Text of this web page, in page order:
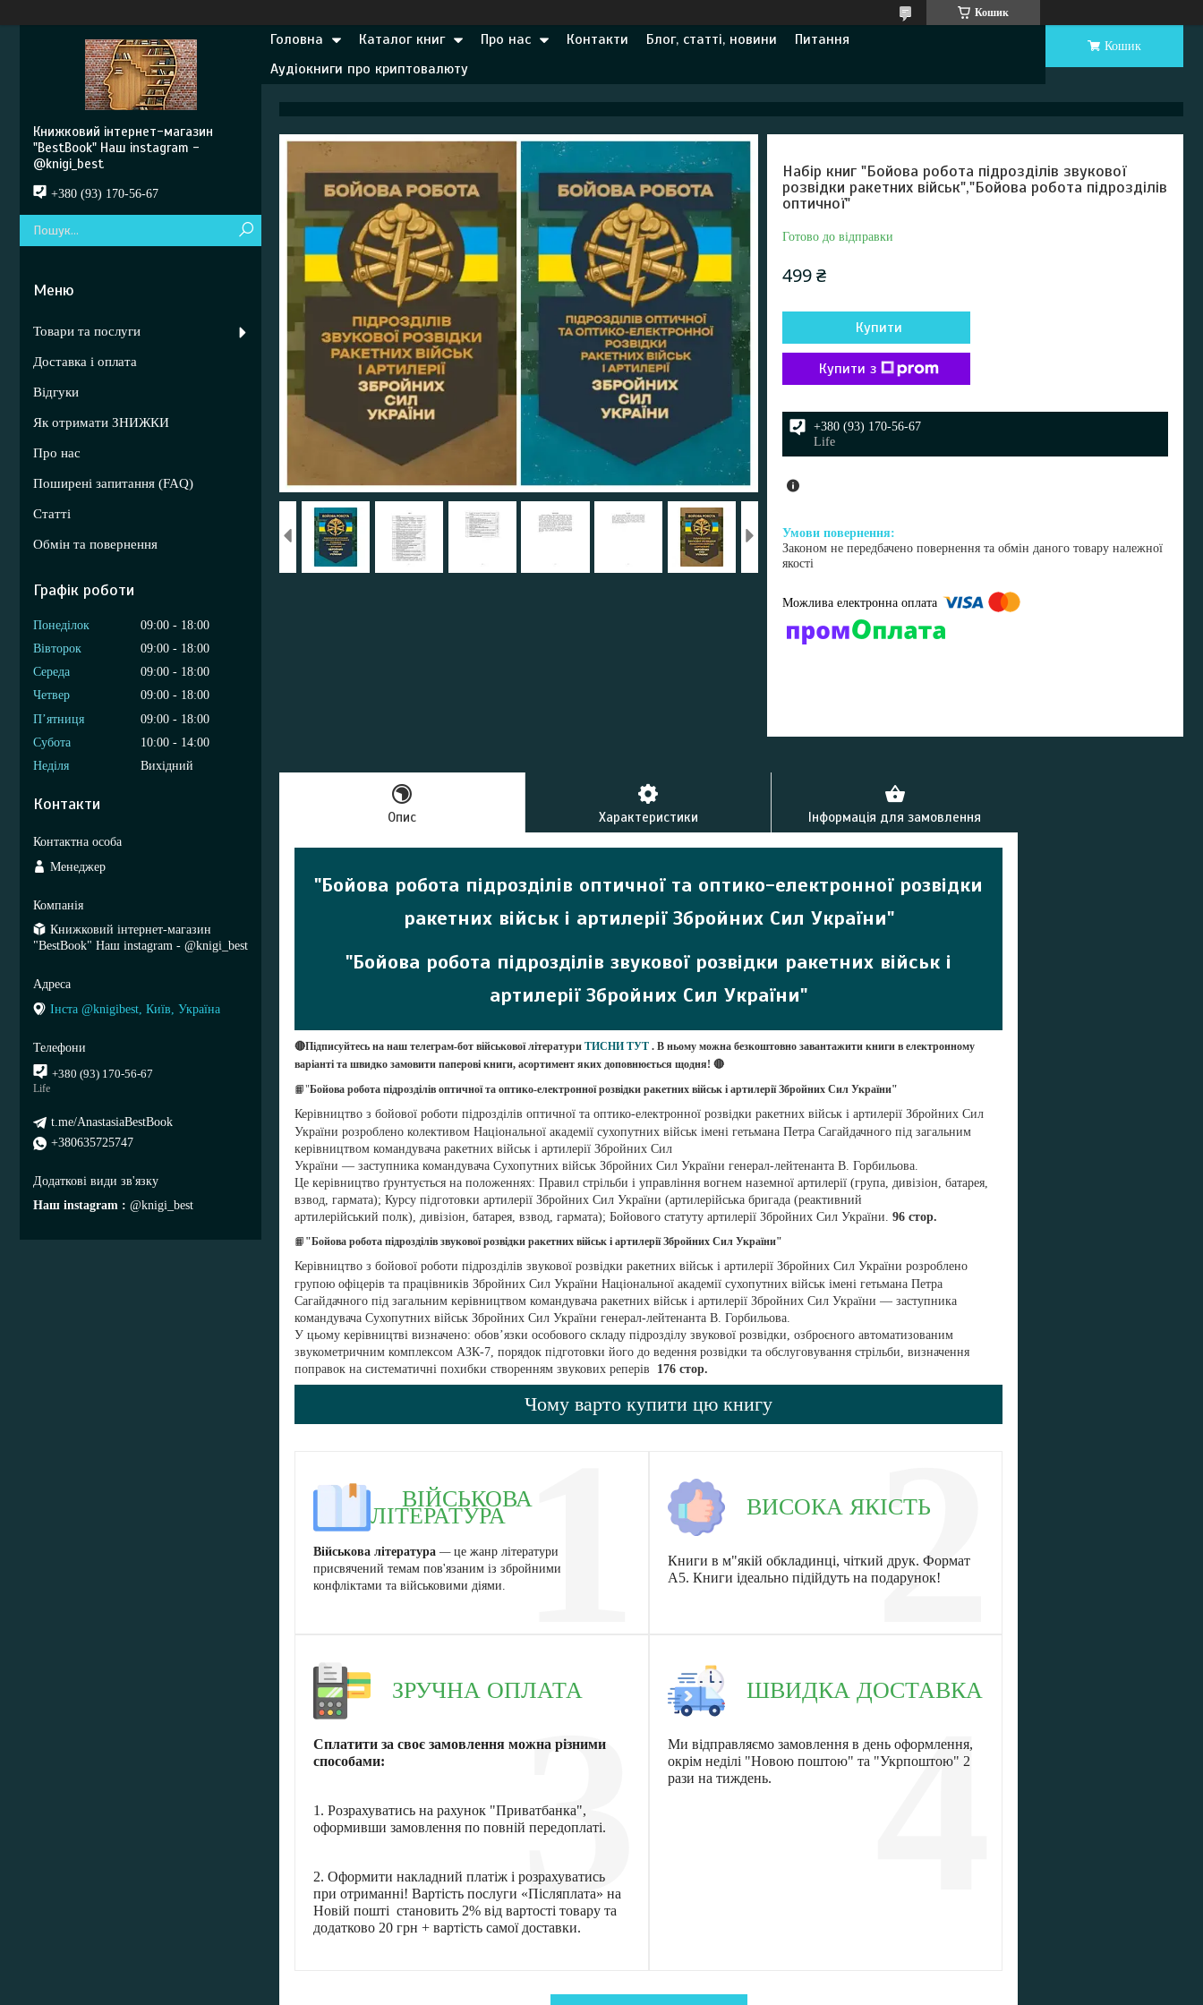
Кошик
Головна Каталог книг Про нас Контакти Блог, статті, новини
Питання
Аудіокниги про криптовалюту
Кошик
Набір книг "Бойова робота підрозділів звукової
розвідки ракетних військ","Бойова робота підрозділів
оптичної"
Готово до відправки
499 ₴
Купити
Купити з
+380 (93) 170-56-67
Life
Законом не передбачено повернення та обмін даного товару належної
якості
Опис Характеристики Інформація для замовлення
"Бойова робота підрозділів оптичної та оптико-електронної розвідки
ракетних військ і артилерії Збройних Сил України"
"Бойова робота підрозділів звукової розвідки ракетних військ і
артилерії Збройних Сил України"
🔴Підписуйтесь на наш телеграм-бот військової літератури ТИСНИ ТУТ . В ньому можна безкоштовно завантажити книги в електронному
варіанті та швидко замовити паперові книги, асортимент яких доповнюється щодня! 🔴
📙"Бойова робота підрозділів оптичної та оптико-електронної розвідки ракетних військ і артилерії Збройних Сил України"
Керівництво з бойової роботи підрозділів оптичної та оптико-електронної розвідки ракетних військ і артилерії Збройних Сил
України розроблено колективом Національної академії сухопутних військ імені гетьмана Петра Сагайдачного під загальним
керівництвом командувача ракетних військ і артилерії Збройних Сил
України — заступника командувача Сухопутних військ Збройних Сил України генерал-лейтенанта В. Горбильова.
Це керівництво ґрунтується на положеннях: Правил стрільби і управління вогнем наземної артилерії (група, дивізіон, батарея,
взвод, гармата); Курсу підготовки артилерії Збройних Сил України (артилерійська бригада (реактивний
артилерійський полк), дивізіон, батарея, взвод, гармата); Бойового статуту артилерії Збройних Сил України. 96 стор.
📙 "Бойова робота підрозділів звукової розвідки ракетних військ і артилерії Збройних Сил України"
Керівництво з бойової роботи підрозділів звукової розвідки ракетних військ і артилерії Збройних Сил України розроблено
групою офіцерів та працівників Збройних Сил України Національної академії сухопутних військ імені гетьмана Петра
Сагайдачного під загальним керівництвом командувача ракетних військ і артилерії Збройних Сил України — заступника
командувача Сухопутних військ Збройних Сил України генерал-лейтенанта В. Горбильова.
У цьому керівництві визначено: обов’язки особового складу підрозділу звукової розвідки, озброєного автоматизованим
звукометричним комплексом АЗК-7, порядок підготовки його до ведення розвідки та обслуговування стрільби, визначення
поправок на систематичні похибки створенням звукових реперів
176 стор.
Чому варто купити цю книгу
1
ВІЙСЬКОВА
ЛІТЕРАТУРА
Військова література — це жанр літератури
присвячений темам пов'язаним із збройними
конфліктами та військовими діями.
2
ВИСОКА ЯКІСТЬ
Книги в м"якій обкладинці, чіткий друк. Формат
А5. Книги ідеально підійдуть на подарунок!
3
ЗРУЧНА ОПЛАТА
Сплатити за своє замовлення можна різними
способами:
1. Розрахуватись на рахунок "Приватбанка",
оформивши замовлення по повній передоплаті.
2. Оформити накладний платіж і розрахуватись
при отриманні! Вартість послуги «Післяплата» на
Новій пошті становить 2% від вартості товару та
додатково 20 грн + вартість самої доставки.
4
ШВИДКА ДОСТАВКА
Ми відправляємо замовлення в день оформлення,
окрім неділі "Новою поштою" та "Укрпоштою" 2
рази на тиждень.
Книжковий інтернет-магазин
"BestBook" Наш instagram -
@knigi_best
+380 (93) 170-56-67
Товари та послуги
Доставка і оплата
Відгуки
Як отримати ЗНИЖКИ
Про нас
Поширені запитання (FAQ)
Статті
Обмін та повернення
Графік роботи
Понеділок 09:00
18:00
Вівторок
09:00
18:00
Середа
09:00
18:00
Четвер
09:00
18:00
Пʼятниця
09:00
18:00
Субота
10:00
14:00
Неділя
Вихідний
Контакти
Менеджер
Книжковий інтернет-магазин
"BestBook" Наш instagram - @knigi_best
Інста @knigibest, Київ, Україна
+380 (93) 170-56-67
Life
t.me/AnastasiaBestBook
+380635725747
Наш instagram @knigi_best